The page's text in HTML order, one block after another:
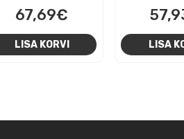
67,69€
LISA KORVI LISA